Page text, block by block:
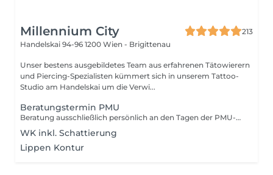
Millennium City
213
Handelskai 94-96 1200 Wien - Brigittenau
Unser bestens ausgebildetes Team aus erfahrenen Tätowierern
und Piercing-Spezialisten kümmert sich in unserem Tattoo-
Studio am Handelskai um die Verwi...
Beratungstermin PMU
Beratung ausschließlich persönlich an den Tagen der PMU-Artistin möglich! Sollte im Zuge der Beratung ein Termin vereinbart werden, ist ausschließlich eine Anzahlung für den PMU-Termin zu hinterlegen. Bleibt es bei der Beratung, ist nur diese zu bezahlen.
WK inkl. Schattierung
Lippen Kontur